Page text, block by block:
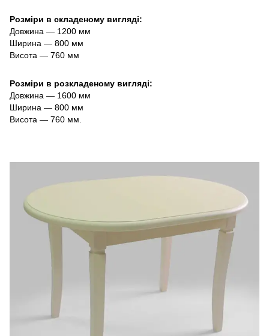
Розміри в складеному вигляді:
Довжина ― 1200 мм
Ширина ― 800 мм
Висота ― 760 мм
Розміри в розкладеному вигляді:
Довжина ― 1600 мм
Ширина ― 800 мм
Висота ― 760 мм.